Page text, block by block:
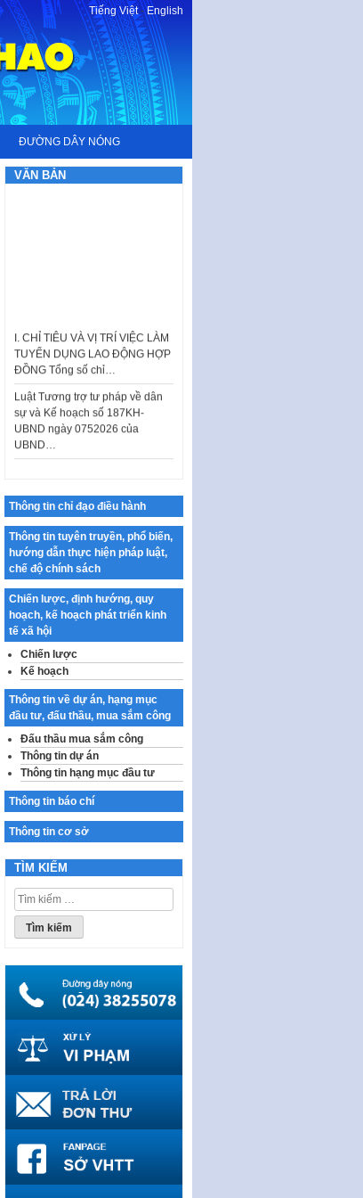
Tiếng Việt-English
ĐƯỜNG DÂY NÓNG
VĂN BẢN
TUYỂN DỤNG LAO ĐỘNG HỢP
ĐỒNG Tổng số chỉ…
Luật Tương trợ tư pháp về dân
sự và Kế hoạch số 187KH-
UBND ngày 0752026 của
UBND…
Ban hành Danh mục vị trí khai
Kế hoạch Tổ chức Cuộc thi
chính luận về bảo vệ nền tảng tư
tưởng của Đảng…
Công bố công khai dự toán kinh
phí xây dựng pháp luật, hoàn
thiện thể chế, chính…
Quy định về nghiên cứu, ứng
dụng khoa học, công nghệ, đổi
mới sáng tạo và chuyển…
Quy định chi tiết và hướng dẫn
thi hành một số điều của Luật Lý
lịch tư…
Sửa đổi, bổ sung một số nội
dung tại Nghị quyết số 30/NQ-
CP ngày 24 tháng 02…
Ban hành Chương trình hành
động của Chính phủ thực hiện
Nghị quyết số 02-NQ/TW ngày
17…
động hợp đồng theo Nghị định
số 111/2022/NĐ-CP ngày
30/12/2022 của Chính…
BTC của Bộ trưởng Bộ Tài…
Quy định về quản lý website
thương mại điện tử
Nghị quyết quy định điều kiện,
thủ tục tặng, thu hồi danh hiệu
"Công dân danh dự…
Nghị quyết quy định một số
khoa học, phát triển công…
Nghị quyết công bố Nghị quyết
Thông tin chỉ đạo điều hành
Thông tin tuyên truyền, phổ biến,
hướng dẫn thực hiện pháp luật,
chế độ chính sách
Chiến lược, định hướng, quy
hoạch, kế hoạch phát triển kinh
tế xã hội
Chiến lược
Kế hoạch
Thông tin về dự án, hạng mục
đầu tư, đấu thầu, mua sắm công
Đấu thầu mua sắm công
Thông tin dự án
Thông tin hạng mục đầu tư
Thông tin báo chí
Thông tin cơ sở
TÌM KIẾM
Tìm
kiếm
cho: